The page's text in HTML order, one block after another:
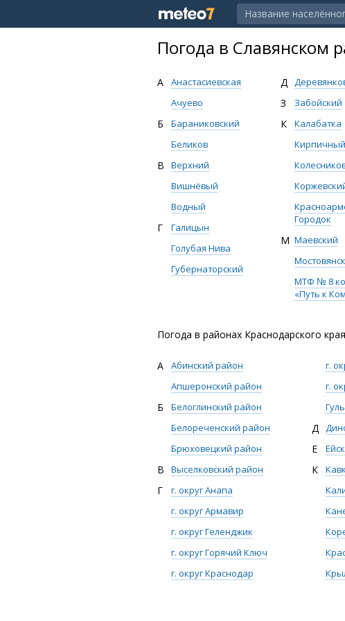
Погода в Славянском
А
Анастасиевская
Ачуево
Б
Бараниковский
Беликов
В
Верхний
Вишнёвый
Водный
Г
Галицын
Голубая Нива
Губернаторский
Д
З Забойский
К
Калабатка
Кирпичный
Городок
М Маевский
МТФ № 8
«Путь к
Погода в районах Краснодарского края
А
Абинский район
Апшеронский район
Б
Белоглинский район
Белореченский район
Брюховецкий район
В Выселковский район
Г
г. округ Анапа
г. округ Армавир
г. округ Геленджик
г. округ Горячий Ключ
г. округ Краснодар
г.
г.
Д
Е
К